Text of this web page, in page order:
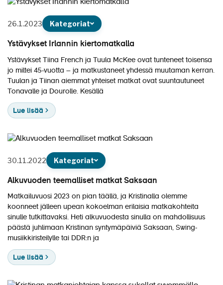
26.1.2023 Kategoriat
Ystävykset Irlannin kiertomatkalla
Ystävykset Tiina French ja Tuula McKee ovat tunteneet toisensa
jo miltei 45-vuotta – ja matkustaneet yhdessä muutaman kerran.
Tuulan ja Tiinan aiemmat yhteiset matkat ovat suuntautuneet
Tonavalle ja Dourolle. Kesällä
Lue lisää
30.11.2022 Kategoriat
Alkuvuoden teemalliset matkat Saksaan
Matkailuvuosi 2023 on pian täällä, ja Kristinalla olemme
koonneet jälleen upean kokoelman erilaisia matkakohteita
sinulle tutkittavaksi. Heti alkuvuodesta sinulla on mahdollisuus
päästä juhlimaan Kristinan syntymäpäiviä Saksaan, Swing-
musiikkiristeilylle tai DDR:n ja
Lue lisää